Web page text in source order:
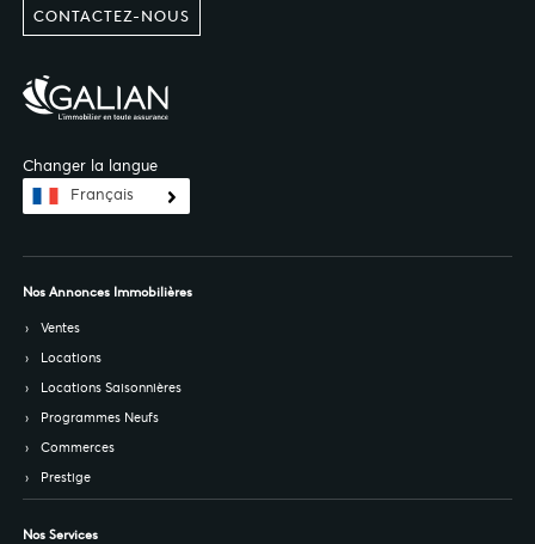
CONTACTEZ-NOUS
Changer la langue
Français
Nos Annonces Immobilières
Ventes
Locations
Locations Saisonnières
Programmes Neufs
Commerces
Prestige
Nos Services